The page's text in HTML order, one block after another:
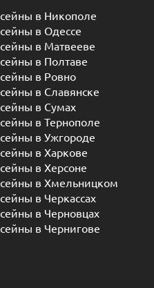
в Никополе
в Одессе
в Матвееве
в Полтаве
в Ровно
в Славянске
в Сумах
в Тернополе
в Ужгороде
в Харкове
в Херсоне
в Хмельницком
в Черкассах
в Черновцах
в Чернигове